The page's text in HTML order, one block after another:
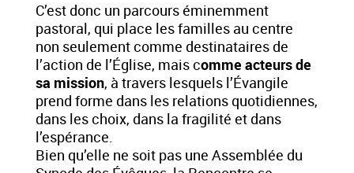
C’est donc un parcours éminemment
pastoral, qui place les familles au centre
non seulement comme destinataires de
l’action de l’Église, mais comme acteurs de
sa mission, à travers lesquels l’Évangile
prend forme dans les relations quotidiennes,
dans les choix, dans la fragilité et dans
l’espérance.
Bien qu’elle ne soit pas une Assemblée du